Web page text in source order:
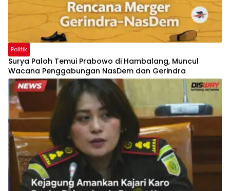
Politik
Surya Paloh Temui Prabowo di Hambalang, Muncul
Wacana Penggabungan NasDem dan Gerindra